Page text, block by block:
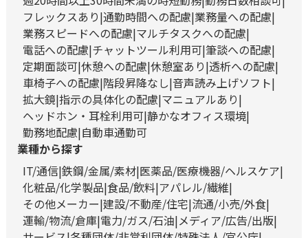
フレックスあり 通勤時間への配慮 業務量への配慮
業務スピードへの配慮 マルチタスクへの配慮
電話への配慮 チャットツール利用可 筆談への配慮
定期面談可 休憩への配慮 休憩室あり 透析への配慮
車椅子への配慮 階段昇降なし 音声読み上げソフト
拡大鏡 指示の具体化の配慮 マニュアルあり
ヘッドホン・耳栓利用可 静かなオフィス環境
勤務地配慮 自動車通勤可
業種から探す
IT/通信 鉄鋼/金属/素材 医薬品/医療機器/ヘルスケア
化粧品/化学製品 食品/飲料 アパレル/繊維
その他メーカー 建設/不動産/住宅 流通/小売/外食
運輸/物流/倉庫 電力/ガス/石油 メディア/広告/出版